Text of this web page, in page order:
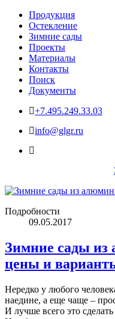
Продукция
Остекление
Зимние сады
Проекты
Материалы
Контакты
Поиск
Документы
+7.495.249.33.03
info@glgr.ru
Подробности
09.05.2017
Зимние сады
цены и
Нередко у любого
наедине, а еще чаще –
И лучше всего это